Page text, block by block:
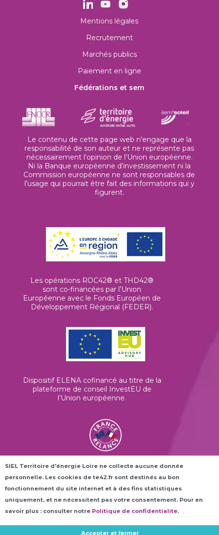
Mentions légales
Recrutement
Marchés publics
Paiement en ligne
Fédérations et sem
Le contenu de cette page web n’engage que la
responsabilité de son auteur et ne représente pas
nécessairement l’opinion de l’Union européenne.
Ni la Banque européenne d’investissement ni la
Commission européenne ne sont responsables de
l’usage qui pourrait être fait des informations qui y
figurent.
Les opérations ROC42® et THD42®
sont co-financées par l’Union
Européenne avec le Fonds Européen de
Développement Régional (FEDER).
Dispositif ELENA cofinancé au titre de la
plateforme de conseil InvestEU de
l’Union européenne.
Les horloges connectées ROC42® sont
financées dans le cadre du plan France
Relance.
SIEL Territoire d'énergie Loire ne collecte aucune donnée
personnelle. Les cookies de te42.fr sont destinés au bon
fonctionnement du site internet et à des fins statistiques
uniquement, et ne nécessitent pas votre consentement. Pour en
savoir plus : consulter notre Politique de confidentialite.
Accepter et fermer